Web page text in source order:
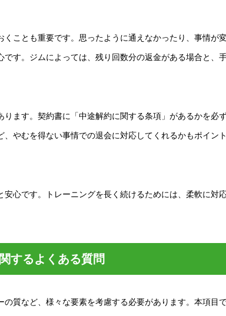
ことも重要です。思ったように通えなかったり、事情が
す。ジムによっては、残り回数分の返金がある場合と、
ます。契約書に「中途解約に関する条項」があるかを必
やむを得ない事情での退会に対応してくれるかもポイン
心です。トレーニングを長く続けるためには、柔軟に対
するよくある質問
質など、様々な要素を考慮する必要があります。本項目で